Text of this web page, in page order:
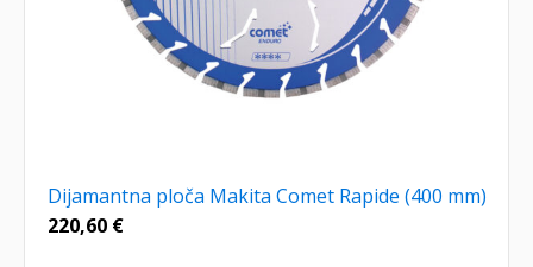
Dijamantna ploča Makita Comet Rapide (400 mm)
220,60 €